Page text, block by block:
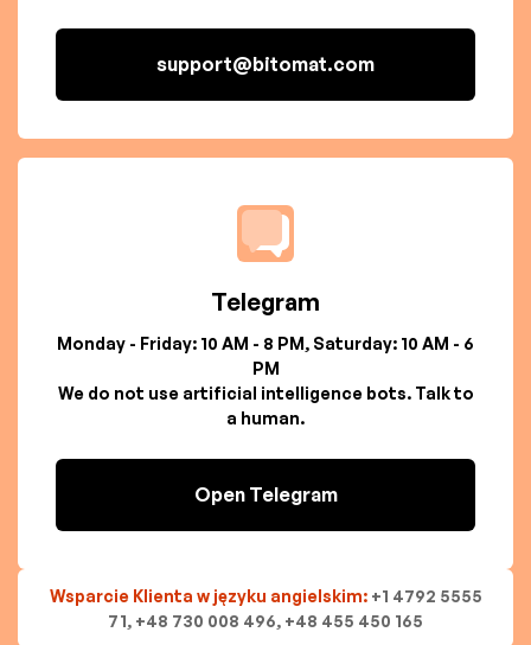
support@bitomat.com
Telegram
Monday - Friday: 10 AM - 8 PM, Saturday: 10 AM - 6
PM
We do not use artificial intelligence bots. Talk to
a human.
Open Telegram
Wsparcie Klienta w języku angielskim: +1 4792 5555
71, +48 730 008 496, +48 455 450 165